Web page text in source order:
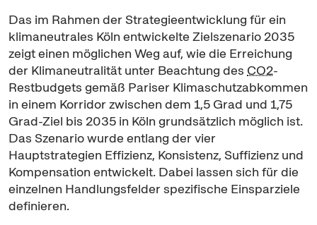
Das im Rahmen der Strategieentwicklung für ein
klimaneutrales Köln entwickelte Zielszenario 2035
zeigt einen möglichen Weg auf, wie die Erreichung
der Klimaneutralität unter Beachtung des CO2-
Restbudgets gemäß Pariser Klimaschutzabkommen
in einem Korridor zwischen dem 1,5 Grad und 1,75
Grad-Ziel bis 2035 in Köln grundsätzlich möglich ist.
Das Szenario wurde entlang der vier
Hauptstrategien Effizienz, Konsistenz, Suffizienz und
Kompensation entwickelt. Dabei lassen sich für die
einzelnen Handlungsfelder spezifische Einsparziele
definieren.